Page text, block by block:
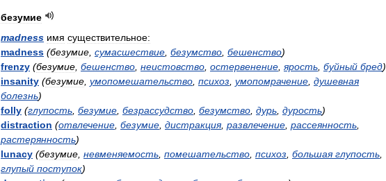
безумие
madness имя существительное:
madness (безумие сумасшествие безумство бешенство)
frenzy (безумие бешенство неистовство остервенение ярость буйный бред)
insanity (безумие умопомешательство психоз умопомрачение душевная
болезнь)
folly (глупость безумие безрассудство безумство дурь дурость)
distraction (отвлечение безумие дистракция, развлечение рассеянность
растерянность)
lunacy (безумие невменяемость помешательство психоз большая глупость
глупый поступок)